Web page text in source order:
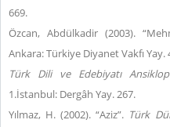
669.
Özcan, Abdülkadir (2003).
Ankara: Türkiye Diyanet Vakfı Yay.
Türk Dili ve Edebiyatı
1.İstanbul: Dergâh Yay. 267.
Yılmaz, H. (2002). “Aziz”. Türk